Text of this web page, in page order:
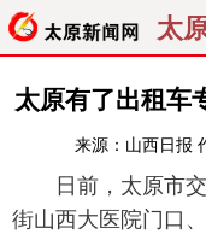
太
首页
经济
纵横
太原有了出租车
来源： 山西日报
日前，太原市交
街山西大医院门口